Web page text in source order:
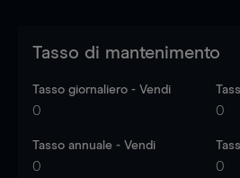
Tasso di mantenimento
Tasso giornaliero - Vendi
0 0
Tasso annuale - Vendi
0 0